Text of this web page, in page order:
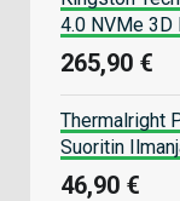
4.0 NVMe 3D
265,90 €
Thermalright
Suoritin
46,90 €